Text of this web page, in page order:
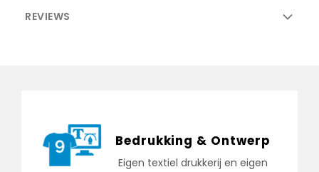
REVIEWS
Bedrukking & Ontwerp
Eigen textiel drukkerij en eigen